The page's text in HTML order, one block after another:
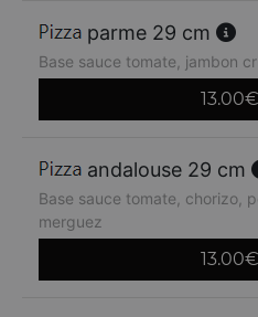
parme 29 cm
Base sauce tomate, jambon
13.00€
andalouse 29 cm
Base sauce tomate, chorizo,
merguez
13.00€